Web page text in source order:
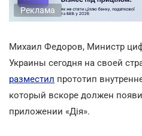
Реклама
Михаил Федоров, Министр
Украины сегодня на своей
разместил прототип
который вскоре должен
приложении «Дія».